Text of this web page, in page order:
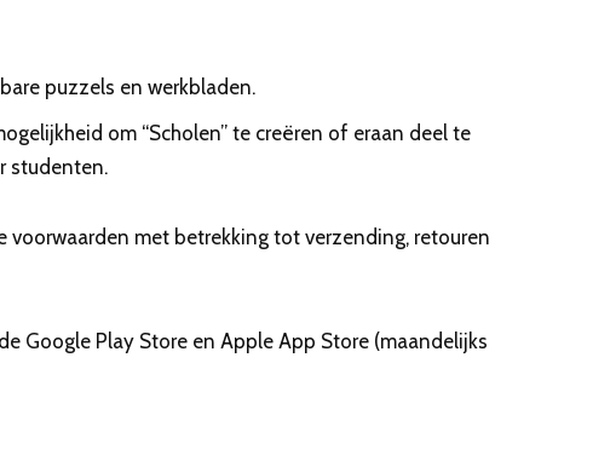
puzzels en werkbladen.
om “Scholen” te creëren of eraan deel te
studenten.
voorwaarden met betrekking tot verzending, retouren
Google Play Store en Apple App Store (maandelijks